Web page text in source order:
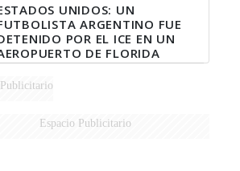
UNIDOS: UN
ARGENTINO FUE
POR EL ICE EN UN
DE FLORIDA
Espacio Publicitario